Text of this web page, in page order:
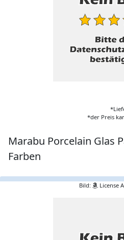
*der Preis
Marabu Porcelain Glas
Farben
Bild: License